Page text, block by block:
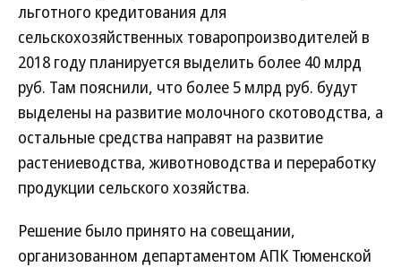
льготного кредитования для
сельскохозяйственных товаропроизводителей в
2018 году планируется выделить более 40 млрд
руб. Там пояснили, что более 5 млрд руб. будут
выделены на развитие молочного скотоводства, а
остальные средства направят на развитие
растениеводства, животноводства и переработку
продукции сельского хозяйства.
Решение было принято на совещании,
организованном департаментом АПК Тюменской